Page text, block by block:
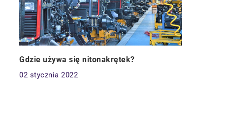
Gdzie używa się nitonakrętek?
02 stycznia 2022